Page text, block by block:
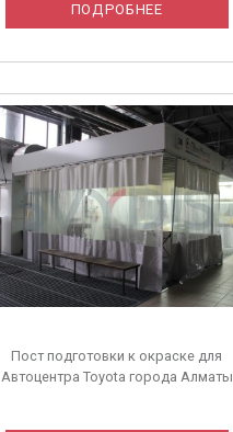
ПОДРОБНЕЕ
Пост подготовки к окраске для
Автоцентра Toyota города Алматы